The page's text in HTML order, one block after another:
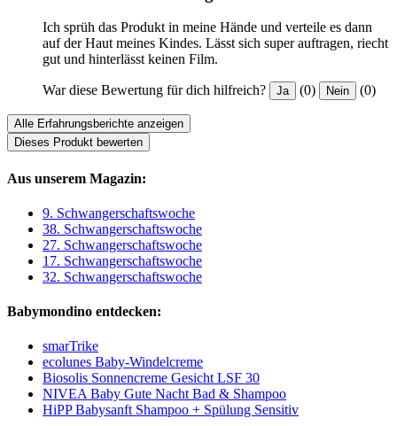
Ich sprüh das Produkt in meine Hände und verteile es dann
auf der Haut meines Kindes. Lässt sich super auftragen, riecht
gut und hinterlässt keinen Film.
War diese Bewertung für dich hilfreich? Ja (0) Nein (0)
Alle Erfahrungsberichte anzeigen
Dieses Produkt bewerten
Aus unserem Magazin:
9. Schwangerschaftswoche
38. Schwangerschaftswoche
27. Schwangerschaftswoche
17. Schwangerschaftswoche
32. Schwangerschaftswoche
Babymondino entdecken:
smarTrike
ecolunes Baby-Windelcreme
Biosolis Sonnencreme Gesicht LSF 30
NIVEA Baby Gute Nacht Bad & Shampoo
HiPP Babysanft Shampoo + Spülung Sensitiv